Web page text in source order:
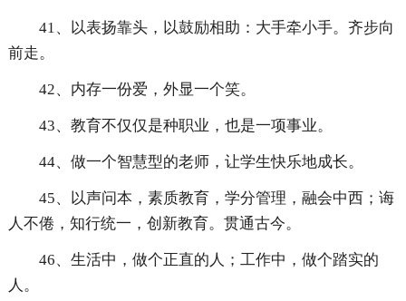
41、以表扬靠头，以鼓励相助：大手牵小手。齐步向
前走。
42、内存一份爱，外显一个笑。
43、教育不仅仅是种职业，也是一项事业。
44、做一个智慧型的老师，让学生快乐地成长。
45、以声问本，素质教育，学分管理，融会中西；诲
人不倦，知行统一，创新教育。贯通古今。
46、生活中，做个正直的人；工作中，做个踏实的
人。